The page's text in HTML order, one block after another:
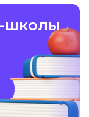
школы